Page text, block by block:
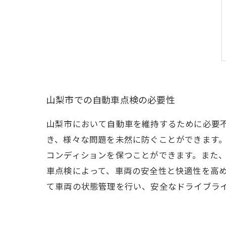
山梨市での自動車点検の必要性
山梨市において自動車を維持するために必
き、様々な問題を未然に防ぐことができます
コンディションを保つことができます。ま
車点検によって、車両の安全性と快適性を
て車両の状態管理を行い、安全なドライブラ